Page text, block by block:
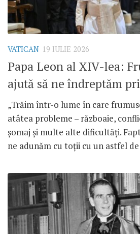
VATICAN 19 IULIE 2026
Papa Leon al XIV-lea:
ajută să ne îndreptăm
„Trăim într-o lume în care
atâtea probleme – războaie,
șomaj și multe alte dificultăți.
ne adunăm cu toții cu un astfel